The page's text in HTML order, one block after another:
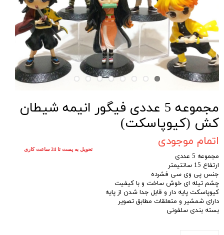
مجموعه 5 عددی فیگور انیمه شیطان
کش (کیوپاسکت)
اتمام موجودی
مجموعه 5 عددی
ارتفاع 15 سانتیمتر
جنس پی وی سی فشرده
چشم تیله ای خوش ساخت و با کیفیت
کیوپاسکت پایه دار و قابل جدا شدن از پایه
دارای شمشیر و متعلقات مطابق تصویر
بسته بندی سلفونی
تحویل به پست تا 24 ساعت کاری